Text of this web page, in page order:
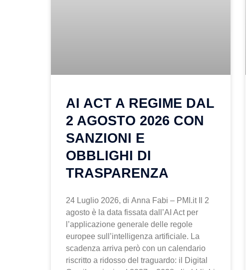
AI ACT A REGIME DAL
2 AGOSTO 2026 CON
SANZIONI E
OBBLIGHI DI
TRASPARENZA
24 Luglio 2026, di Anna Fabi – PMI.it Il 2
agosto è la data fissata dall’AI Act per
l’applicazione generale delle regole
europee sull’intelligenza artificiale. La
scadenza arriva però con un calendario
riscritto a ridosso del traguardo: il Digital